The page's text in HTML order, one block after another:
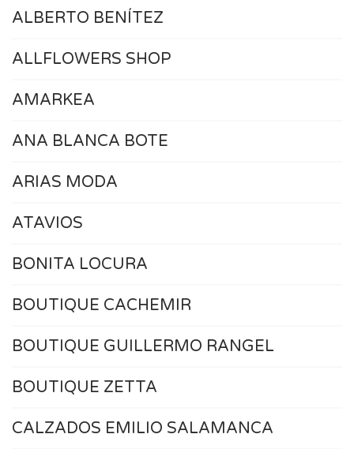
ALBERTO BENÍTEZ
ALLFLOWERS SHOP
AMARKEA
ANA BLANCA BOTE
ARIAS MODA
ATAVIOS
BONITA LOCURA
BOUTIQUE CACHEMIR
BOUTIQUE GUILLERMO RANGEL
BOUTIQUE ZETTA
CALZADOS EMILIO SALAMANCA